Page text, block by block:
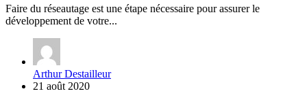
Faire du réseautage est une étape nécessaire pour assurer le
développement de votre...
Arthur Destailleur
21 août 2020